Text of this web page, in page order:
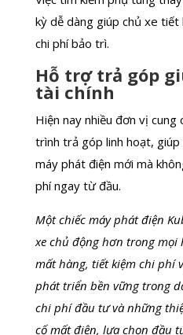
kỳ dễ dàng giúp chủ xe
chi phí bảo trì.
Hỗ trợ trả góp
tài chính
Hiện nay nhiều đơn vị
trình trả góp linh hoạt,
máy phát điện mới mà
phí ngay từ đầu.
Một chiếc máy phát điện
xe chủ động hơn trong
mất hàng, tiết kiệm chi phí
phát triển bền vững trong
chi phí đầu tư và những
cố mất điện, lựa chọn đầu